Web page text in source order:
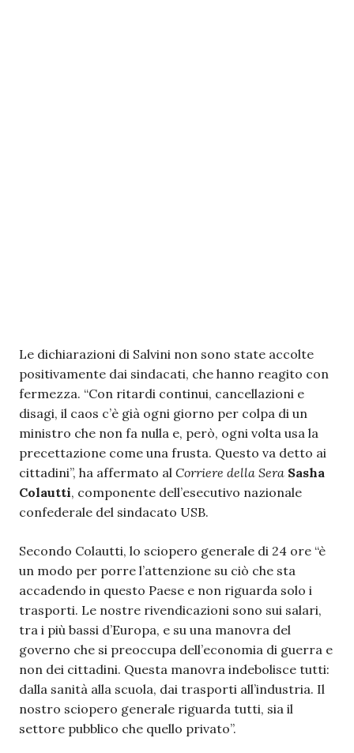
Le dichiarazioni di Salvini non sono state accolte
positivamente dai sindacati, che hanno reagito con
fermezza. “Con ritardi continui, cancellazioni e
disagi, il caos c’è già ogni giorno per colpa di un
ministro che non fa nulla e, però, ogni volta usa la
precettazione come una frusta. Questo va detto ai
cittadini”, ha affermato al Corriere della Sera Sasha
Colautti, componente dell’esecutivo nazionale
confederale del sindacato USB.
Secondo Colautti, lo sciopero generale di 24 ore “è
un modo per porre l’attenzione su ciò che sta
accadendo in questo Paese e non riguarda solo i
trasporti. Le nostre rivendicazioni sono sui salari,
tra i più bassi d’Europa, e su una manovra del
governo che si preoccupa dell’economia di guerra e
non dei cittadini. Questa manovra indebolisce tutti:
dalla sanità alla scuola, dai trasporti all’industria. Il
nostro sciopero generale riguarda tutti, sia il
settore pubblico che quello privato”.